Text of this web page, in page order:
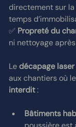
directement sur
temps
✅ Propreté du
ni nettoyage
Le décapage
aux chantiers où le
interdit :
Bâtiments